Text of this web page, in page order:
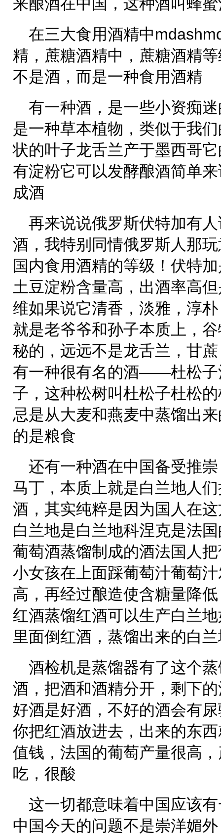
在三大食用酒精中
精，蔗糖酒精中，蔗糖酒精
不是酒，而是一种食用酒精
有一种酒，是一些小资痴
是一种草本植物，类似于我
状的叶子龙舌兰产于墨西哥
有淀粉它可以发酵酿酒简单
成酒
再来说说俄罗斯伏特加有
酒，我特别同情俄罗斯人那
国内食用酒精的等级！伏特
土豆淀粉含量高，出酒率高
维如果说它清香，淡雅，淳
就是老爷爷和孙子本质上，
秘的，远远不是龙舌兰，甘
有一种很有名的酒——杜松子
子，这种松树叫杜松子杜松
忌是从大麦和燕麦中蒸馏出
的是粮食
还有一种酒在中国备受推
马丁，本质上就是白兰地人
酒，其实纯粹是因为国人在
白兰地是白兰地科涅克是法
葡萄酒蒸馏制成的酒法国人
小女孩在上面踩葡萄汁葡萄
高，再经过酿造使含糖量降
红酒蒸馏红酒可以生产白兰
里面倒红酒，蒸馏出来的白
酒检机是蒸馏器有了这个
酒，把酒和酒精分开，剩下
好酒是好酒，不好的酒会有
你把红酒放进去，出来的东
值钱，法国的葡萄产量很高
吃，很酸
这一切都意味着中国应该
中国今天的问题不是崇洋媚